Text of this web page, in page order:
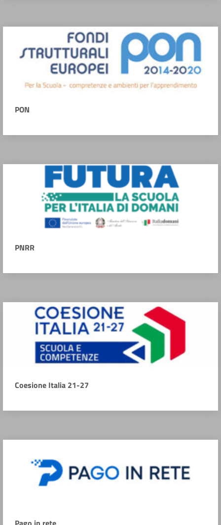
PON
PNRR
Coesione Italia 21-27